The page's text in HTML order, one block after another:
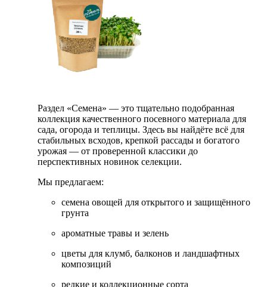
Раздел «Семена» — это тщательно подобранная
коллекция качественного посевного материала для
сада, огорода и теплицы. Здесь вы найдёте всё для
стабильных всходов, крепкой рассады и богатого
урожая — от проверенной классики до
перспективных новинок селекции.
Мы предлагаем:
семена овощей для открытого и защищённого
грунта
ароматные травы и зелень
цветы для клумб, балконов и ландшафтных
композиций
редкие и коллекционные сорта